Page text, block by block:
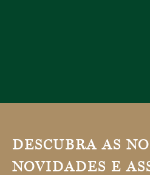
DESCUBRA AS
NOVIDADES E